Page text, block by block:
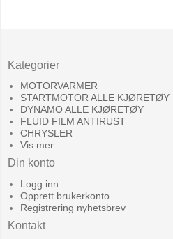
Kategorier
MOTORVARMER
STARTMOTOR ALLE KJØRETØY
DYNAMO ALLE KJØRETØY
FLUID FILM ANTIRUST
CHRYSLER
Vis mer
Din konto
Logg inn
Opprett brukerkonto
Registrering nyhetsbrev
Kontakt